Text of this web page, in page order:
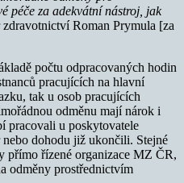
péče za adekvátní nástroj, jak
Roman Prymula [za
počtu odpracovaných hodin
pracujících na hlavní
tak u osob pracujících
odměnu mají nárok i
pracovali u poskytovatele
dohodu již ukončili. Stejné
přímo řízené organizace MZ ČR,
odměny prostřednictvím